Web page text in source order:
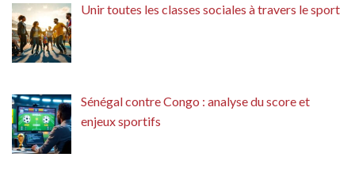
Unir toutes les classes sociales à travers le sport
Sénégal contre Congo : analyse du score et
enjeux sportifs